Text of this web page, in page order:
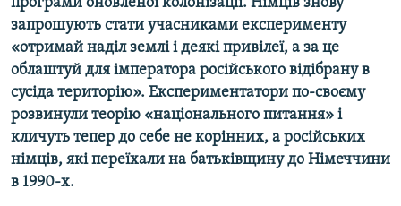
програми оновленої колонізації. Німців знову
запрошують стати учасниками експерименту
«отримай наділ землі і деякі привілеї, а за це
облаштуй для імператора російського відібрану в
сусіда територію». Експериментатори по-своєму
розвинули теорію «національного питання» і
кличуть тепер до себе не корінних, а російських
німців, які переїхали на батьківщину до Німеччини
в 1990-х.